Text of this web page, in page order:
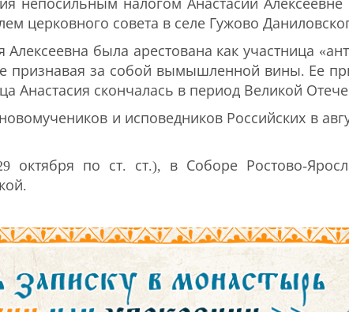
непосильным налогом Анастасии
церковного совета в селе Гужово
Алексеевна была арестована как участница
признавая за собой вымышленной вины. Ее
Анастасия скончалась в период Великой
и исповедников Российских в
октября по ст. ст.), в Соборе Ростово-